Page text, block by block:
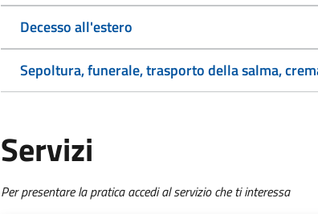
Decesso all'estero
Sepoltura, funerale, trasporto della salma,
Servizi
Per presentare la pratica accedi al servizio che ti interessa